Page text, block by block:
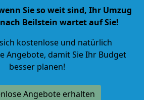
Sie so weit sind, Ihr Umzug
Beilstein wartet auf Sie!
kostenlose und natürlich
Angebote, damit Sie Ihr Budget
besser planen!
Angebote erhalten